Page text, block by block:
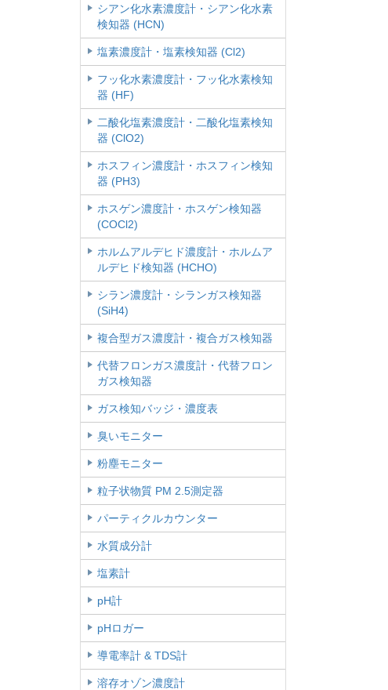
シアン化水素濃度計・シアン化水素
検知器 (HCN)
塩素濃度計・塩素検知器 (Cl2)
フッ化水素濃度計・フッ化水素検知
器 (HF)
二酸化塩素濃度計・二酸化塩素検知
器 (ClO2)
ホスフィン濃度計・ホスフィン検知
器 (PH3)
ホスゲン濃度計・ホスゲン検知器
(COCl2)
ホルムアルデヒド濃度計・ホルムア
ルデヒド検知器 (HCHO)
シラン濃度計・シランガス検知器
(SiH4)
複合型ガス濃度計・複合ガス検知器
代替フロンガス濃度計・代替フロン
ガス検知器
ガス検知バッジ・濃度表
臭いモニター
粉塵モニター
粒子状物質 PM 2.5測定器
パーティクルカウンター
水質成分計
塩素計
pH計
pHロガー
導電率計 & TDS計
溶存オゾン濃度計